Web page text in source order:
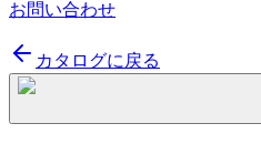
お問い合わせ
カタログに戻る